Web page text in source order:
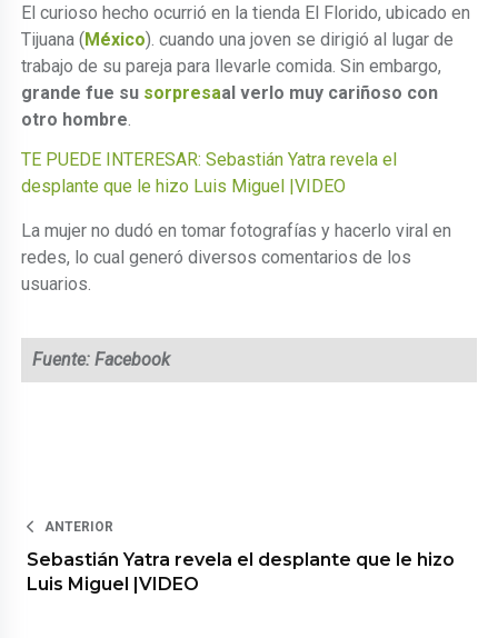
El curioso hecho ocurrió en la tienda El Florido, ubicado en
Tijuana (México). cuando una joven se dirigió al lugar de
trabajo de su pareja para llevarle comida. Sin embargo,
grande fue su sorpresaal verlo muy cariñoso con
otro hombre.
TE PUEDE INTERESAR: Sebastián Yatra revela el
desplante que le hizo Luis Miguel |VIDEO
La mujer no dudó en tomar fotografías y hacerlo viral en
redes, lo cual generó diversos comentarios de los
usuarios.
Fuente: Facebook
ANTERIOR
Sebastián Yatra revela el desplante que le hizo
Luis Miguel |VIDEO